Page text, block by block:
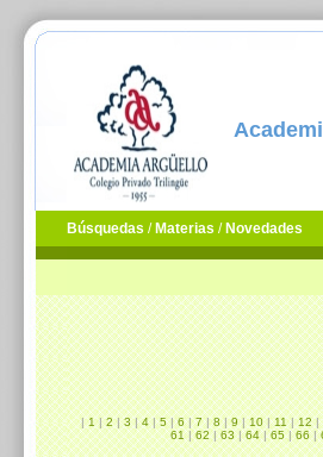
Búsquedas / Materias / Novedades
|1|2|3|4|5|6|7|8|9|10|11|12|
61|62|63|64|65|66|